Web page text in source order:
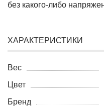
без какого-либо
ХАРАКТЕРИСТИКИ
Вес
Цвет
Бренд